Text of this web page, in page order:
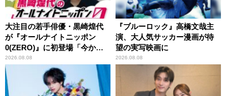
大注目の若手俳優・黒崎煌代
が『オールナイトニッポン
0(ZERO)』に初登場「今から
とてもワクワクしておりま
す！」
2026.08.08
『ブルーロック』高橋文哉主
演、大人気サッカー漫画が待
望の実写映画に
2026.08.08